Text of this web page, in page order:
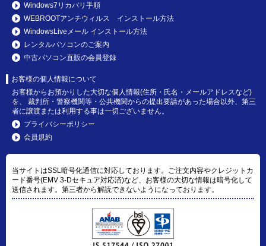
Windows7リカバリ手順
WEBROOTアンチウィルス インストール方法
WindowsLiveメール インストール方法
レンタルパソコンのご案内
中古パソコン直販の会員登録
お客様の個人情報について
お客様からお預かりした大切な個人情報(住所・氏名・メールアドレスなど)
を、 裁判所・警察機関等・公共機関からの提出要請があった場合以外、第三
者に譲渡または利用する事は一切ございません。
プライバシーポリシー
会員規約
当サイトはSSL暗号化通信に対応しております。ご注文内容やクレジットカ
ード番号(EMV 3-Dセキュア対応済)など、お客様の大切な情報は暗号化して
送信されます。第三者から解読できないようになっております。